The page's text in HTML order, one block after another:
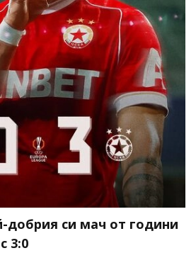
добрия си мач от години
3:0